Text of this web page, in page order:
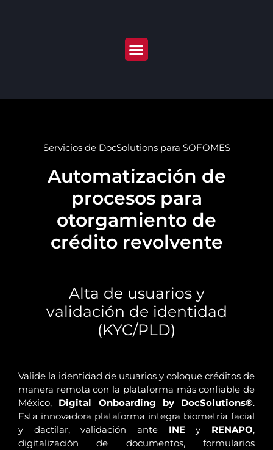
Servicios de DocSolutions para SOFOMES
Automatización de
procesos para
otorgamiento de
crédito revolvente
Alta de usuarios y
validación de identidad
(KYC/PLD)
Valide la identidad de usuarios y coloque créditos de
manera remota con la plataforma más confiable de
México, Digital Onboarding by DocSolutions®.
Esta innovadora plataforma integra biometría facial
y dactilar, validación ante INEy RENAPO,
digitalización de documentos, formularios